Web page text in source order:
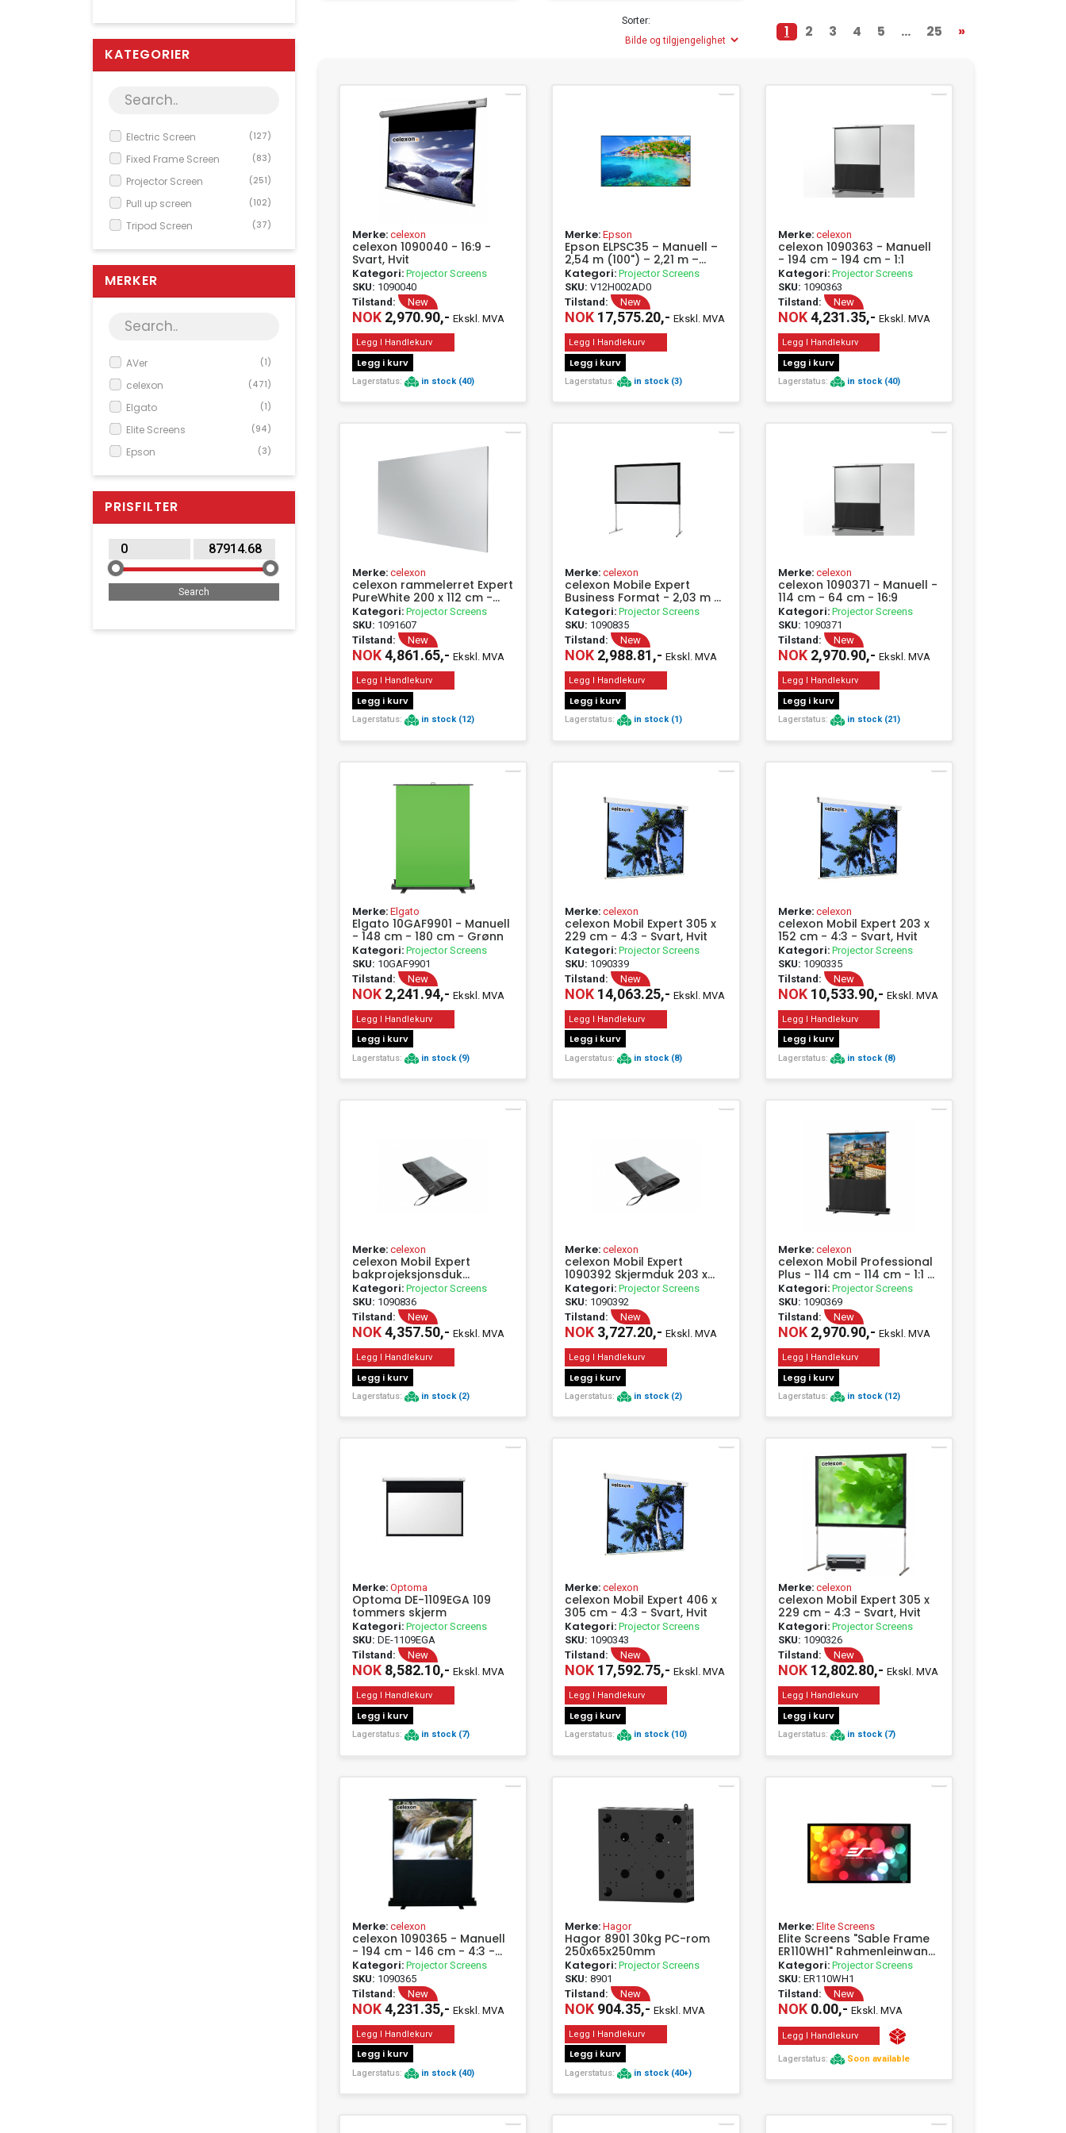
KATEGORIER
Electric Screen (127)
Fixed Frame Screen (83)
Projector Screen (251)
Pull up screen (102)
Tripod Screen (37)
MERKER
AVer (1)
celexon (471)
Elgato (1)
Elite Screens (94)
Epson (3)
Extralink (1)
Kensington (3)
LG (1)
Optoma (17)
ViewSonic (1)
PRISFILTER
Sorter:
1 2 3 4 5 ... 25 »
Merke: celexon
celexon 1090040 - 16:9 -
Svart, Hvit
Kategori: Projector Screens
SKU: 1090040
Tilstand:
New
NOK 2,970.90,- Ekskl. MVA
Legg I Handlekurv
Legg i kurv
Lagerstatus: in stock (40)
Merke:Epson
Epson ELPSC35 – Manuell –
2,54 m (100") – 2,21 m –
124,7 cm
Kategori:Projector Screens
SKU:V12H002AD0
Tilstand:
New
NOK 17,575.20,-Ekskl. MVA
Legg I Handlekurv
Legg i kurv
Lagerstatus: in stock (3)
Merke: celexon
celexon 1090363 - Manuell
- 194 cm - 194 cm - 1:1
Kategori: Projector Screens
SKU: 1090363
Tilstand:
New
NOK4,231.35,- Ekskl. MVA
Legg I Handlekurv
Legg i kurv
Lagerstatus: in stock (40)
Merke: celexon
celexon rammelerret Expert
PureWhite 200 x 112 cm -
Projektorlerret - 228,6 cm
Kategori: Projector Screens
SKU: 1091607
Tilstand:
New
NOK4,861.65,- Ekskl. MVA
Legg I Handlekurv
Legg i kurv
Lagerstatus: in stock (12)
Merke:celexon
celexon Mobile Expert
Business Format - 2,03 m -
127 cm - 16:10
Kategori:Projector Screens
SKU: 1090835
Tilstand:
New
NOK 2,988.81,-Ekskl. MVA
Legg I Handlekurv
Legg i kurv
Lagerstatus: in stock (1)
Merke: celexon
celexon 1090371 - Manuell -
114 cm - 64 cm - 16:9
Kategori: Projector Screens
SKU: 1090371
Tilstand:
New
NOK2,970.90,- Ekskl. MVA
Legg I Handlekurv
Legg i kurv
Lagerstatus: in stock (21)
Merke: Elgato
Elgato 10GAF9901 - Manuell
- 148 cm - 180 cm - Grønn
Kategori: Projector Screens
SKU: 10GAF9901
Tilstand:
New
NOK 2,241.94,- Ekskl. MVA
Legg I Handlekurv
Legg i kurv
Lagerstatus: in stock (9)
Merke:celexon
celexon Mobil Expert 305 x
229 cm - 4:3 - Svart, Hvit
Kategori:Projector Screens
SKU: 1090339
Tilstand:
New
NOK 14,063.25,-Ekskl. MVA
Legg I Handlekurv
Legg i kurv
Lagerstatus: in stock (8)
Merke: celexon
celexon Mobil Expert 203 x
152 cm - 4:3 - Svart, Hvit
Kategori: Projector Screens
SKU: 1090335
Tilstand:
New
NOK10,533.90,- Ekskl. MVA
Legg I Handlekurv
Legg i kurv
Lagerstatus: in stock (8)
Merke: celexon
celexon Mobil Expert
bakprojeksjonsduk
244x152cm 16 10 -
Projektorlerret - 287 cm
Kategori: Projector Screens
SKU: 1090836
Tilstand:
New
NOK4,357.50,- Ekskl. MVA
Legg I Handlekurv
Legg i kurv
Lagerstatus: in stock (2)
Merke:celexon
celexon Mobil Expert
1090392 Skjermduk 203 x
152 cm Sideforhold 4 3 -
Fast rammeskjerm - 254
cm
Kategori:Projector Screens
SKU: 1090392
Tilstand:
New
NOK 3,727.20,-Ekskl. MVA
Legg I Handlekurv
Legg i kurv
Lagerstatus: in stock (2)
Merke: celexon
celexon Mobil Professional
Plus - 114 cm - 114 cm - 1:1 -
Hvit
Kategori: Projector Screens
SKU: 1090369
Tilstand:
New
NOK2,970.90,- Ekskl. MVA
Legg I Handlekurv
Legg i kurv
Lagerstatus: in stock (12)
Merke: Optoma
Optoma DE-1109EGA 109
tommers skjerm
Kategori: Projector Screens
SKU: DE-1109EGA
Tilstand:
New
NOK 8,582.10,- Ekskl. MVA
Legg I Handlekurv
Legg i kurv
Lagerstatus: in stock (7)
Merke:celexon
celexon Mobil Expert 406 x
305 cm - 4:3 - Svart, Hvit
Kategori:Projector Screens
SKU: 1090343
Tilstand:
New
NOK 17,592.75,-Ekskl. MVA
Legg I Handlekurv
Legg i kurv
Lagerstatus: in stock (10)
Merke: celexon
celexon Mobil Expert 305 x
229 cm - 4:3 - Svart, Hvit
Kategori: Projector Screens
SKU: 1090326
Tilstand:
New
NOK12,802.80,- Ekskl. MVA
Legg I Handlekurv
Legg i kurv
Lagerstatus: in stock (7)
Merke: celexon
celexon 1090365 - Manuell
- 194 cm - 146 cm - 4:3 -
Svart - Hvit
Kategori: Projector Screens
SKU: 1090365
Tilstand:
New
NOK4,231.35,- Ekskl. MVA
Legg I Handlekurv
Legg i kurv
Lagerstatus: in stock (40)
Merke:Hagor
Hagor 8901 30kg PC-rom
250x65x250mm
Kategori:Projector Screens
SKU:8901
Tilstand:
New
NOK 904.35,-Ekskl. MVA
Legg I Handlekurv
Legg i kurv
Lagerstatus: in stock (40+)
Merke: Elite Screens
Elite Screens "Sable Frame
ER110WH1" Rahmenleinwand
243,8cm x 137,2cm (BxH)
16:9 - 2.79 m (110") - 2.44 m
- 137 cm - 16:9
Kategori: Projector Screens
SKU: ER110WH1
Tilstand:
New
NOK0.00,- Ekskl. MVA
Legg I Handlekurv
Lagerstatus: Soon available